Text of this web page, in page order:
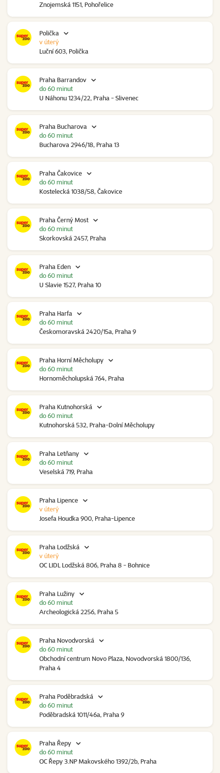
Znojemská 1151, Pohořelice
Polička
Luční 603, Polička
v úterý
Praha Barrandov
U Náhonu 1234/22, Praha - Slivenec
do 60 minut
Praha Bucharova
Bucharova 2946/18, Praha 13
do 60 minut
Praha Čakovice
Kostelecká 1038/58, Čakovice
do 60 minut
Praha Černý Most
Skorkovská 2457, Praha
do 60 minut
Praha Eden
U Slavie 1527, Praha 10
do 60 minut
Praha Harfa
Českomoravská 2420/15a, Praha 9
do 60 minut
Praha Horní Měcholupy
Hornoměcholupská 764, Praha
do 60 minut
Praha Kutnohorská
Kutnohorská 532, Praha-Dolní Měcholupy
do 60 minut
Praha Letňany
Veselská 719, Praha
do 60 minut
Praha Lipence
Josefa Houdka 900, Praha-Lipence
v úterý
Praha Lodžská
OC LIDL Lodžská 806, Praha 8 - Bohnice
v úterý
Praha Lužiny
Archeologická 2256, Praha 5
do 60 minut
Praha Novodvorská
Obchodní centrum Novo Plaza, Novodvorská 1800/136,
Praha 4
do 60 minut
Praha Poděbradská
Poděbradská 1011/46a, Praha 9
do 60 minut
Praha Řepy
OC Řepy 3.NP Makovského 1392/2b, Praha
do 60 minut